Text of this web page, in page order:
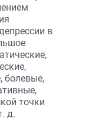
в
болевые,
точки
д.